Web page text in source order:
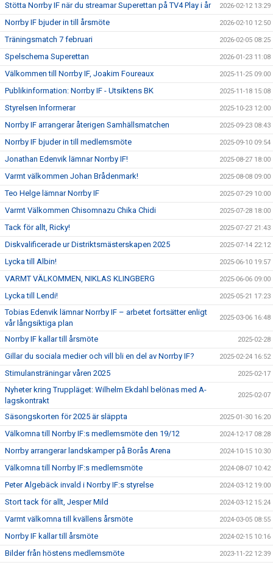
Stötta Norrby IF när du streamar Superettan på TV4 Play i år 2026-02-12 13:29
Norrby IF bjuder in till årsmöte 2026-02-10 12:50
Träningsmatch 7 februari 2026-02-05 08:25
Spelschema Superettan 2026-01-23 11:08
Välkommen till Norrby IF, Joakim Foureaux 2025-11-25 09:00
Publikinformation: Norrby IF - Utsiktens BK 2025-11-18 15:08
Styrelsen Informerar 2025-10-23 12:00
Norrby IF arrangerar återigen Samhällsmatchen 2025-09-23 08:43
Norrby IF bjuder in till medlemsmöte 2025-09-10 09:54
Jonathan Edenvik lämnar Norrby IF! 2025-08-27 18:00
Varmt välkommen Johan Brådenmark! 2025-08-08 09:00
Teo Helge lämnar Norrby IF 2025-07-29 10:00
Varmt Välkommen Chisomnazu Chika Chidi 2025-07-28 18:00
Tack för allt, Ricky! 2025-07-27 21:43
Diskvalificerade ur Distriktsmästerskapen 2025 2025-07-14 22:12
Lycka till Albin! 2025-06-10 19:57
VARMT VÄLKOMMEN, NIKLAS KLINGBERG 2025-06-06 09:00
Lycka till Lendi! 2025-05-21 17:23
Tobias Edenvik lämnar Norrby IF – arbetet fortsätter enligt
vår långsiktiga plan
2025-03-06 16:48
Norrby IF kallar till årsmöte 2025-02-28
Gillar du sociala medier och vill bli en del av Norrby IF? 2025-02-24 16:52
Stimulansträningar våren 2025 2025-02-17
Nyheter kring Truppläget: Wilhelm Ekdahl belönas med A-
lagskontrakt
2025-02-07
Säsongskorten för 2025 är släppta 2025-01-30 16:20
Välkomna till Norrby IF:s medlemsmöte den 19/12 2024-12-17 08:28
Norrby arrangerar landskamper på Borås Arena 2024-10-15 10:30
Välkomna till Norrby IF:s medlemsmöte 2024-08-07 10:42
Peter Algebäck invald i Norrby IF:s styrelse 2024-03-12 19:00
Stort tack för allt, Jesper Mild 2024-03-12 15:24
Varmt välkomna till kvällens årsmöte 2024-03-05 08:55
Norrby IF kallar till årsmöte 2024-02-15 10:16
Bilder från höstens medlemsmöte 2023-11-22 12:39